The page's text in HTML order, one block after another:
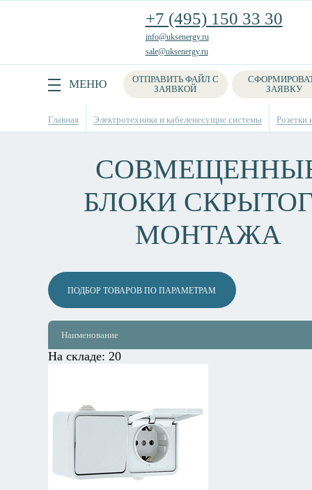
+7 (495) 150 33 30
info@uksenergy.ru
sale@uksenergy.ru
МЕНЮ
ОТПРАВИТЬ ФАЙЛ С
ЗАЯВКОЙ
ЗАЯВКУ
Поиск
Главная Электротехника и кабеленесущие системы Розетки
БЛОКИ
МОНТАЖА
ПОДБОР ТОВАРОВ ПО ПАРАМЕТРАМ
Наименование
На складе: 20